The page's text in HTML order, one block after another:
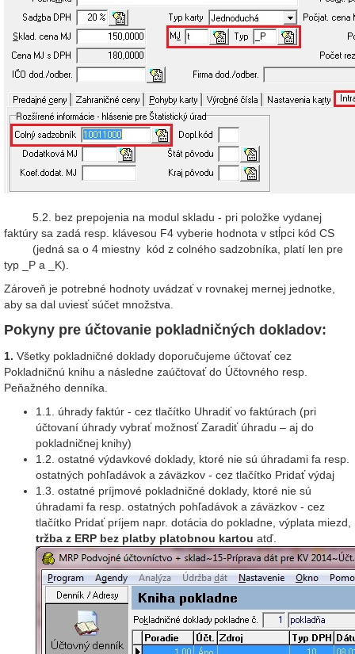
5.2. bez prepojenia na modul skladu - pri položke vydanej
faktúry sa zadá resp. klávesou F4 vyberie hodnota v stĺpci kód CS
(jedná sa o 4 miestny kód z colného sadzobníka, platí len pre
typ _P a _K).
Zároveň je potrebné hodnoty uvádzať v rovnakej mernej jednotke,
aby sa dal uviesť súčet množstva.
Pokyny pre účtovanie pokladničných dokladov:
1. Všetky pokladničné doklady doporučujeme účtovať cez
Pokladničnú knihu a následne zaúčtovať do Účtovného resp.
Peňažného denníka.
1.1. úhrady faktúr - cez tlačítko Uhradiť vo faktúrach (pri
účtovaní úhrady vybrať možnosť Zaradiť úhradu – aj do
pokladničnej knihy)
1.2. ostatné výdavkové doklady, ktoré nie sú úhradami fa resp.
ostatných pohľadávok a záväzkov - cez tlačítko Pridať výdaj
1.3. ostatné príjmové pokladničné doklady, ktoré nie sú
úhradami fa resp. ostatných pohľadávok a záväzkov - cez
tlačítko Pridať príjem napr. dotácia do pokladne, výplata miezd,
tržba z ERP bez platby platobnou kartou atď.